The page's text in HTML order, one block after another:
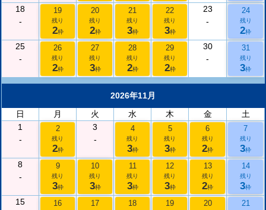
18
-
19
残り
2枠
20
残り
2枠
21
残り
3枠
22
残り
3枠
23
-
24
残り
2枠
25
-
26
残り
2枠
27
残り
3枠
28
残り
2枠
29
残り
2枠
30
-
31
残り
3枠
2026年11月
日
月 火 水 木 金
土
1
-
2
残り
2枠
3
-
4
残り
3枠
5
残り
3枠
6
残り
2枠
7
残り
3枠
8
-
9
残り
3枠
10
残り
3枠
11
残り
3枠
12
残り
3枠
13
残り
2枠
14
残り
3枠
15
16 17 18 19 20 21